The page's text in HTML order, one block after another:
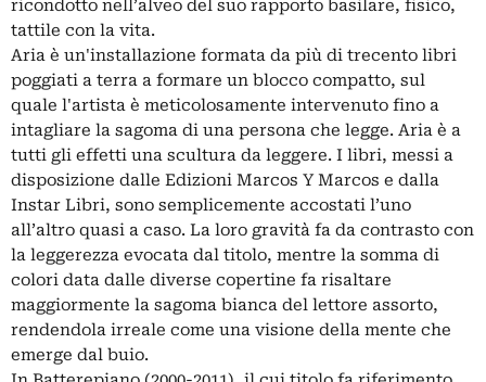
ricondotto nell’alveo del suo rapporto basilare, fisico,
tattile con la vita.
Aria è un'installazione formata da più di trecento libri
poggiati a terra a formare un blocco compatto, sul
quale l'artista è meticolosamente intervenuto fino a
intagliare la sagoma di una persona che legge. Aria è a
tutti gli effetti una scultura da leggere. I libri, messi a
disposizione dalle Edizioni Marcos Y Marcos e dalla
Instar Libri, sono semplicemente accostati l’uno
all’altro quasi a caso. La loro gravità fa da contrasto con
la leggerezza evocata dal titolo, mentre la somma di
colori data dalle diverse copertine fa risaltare
maggiormente la sagoma bianca del lettore assorto,
rendendola irreale come una visione della mente che
emerge dal buio.